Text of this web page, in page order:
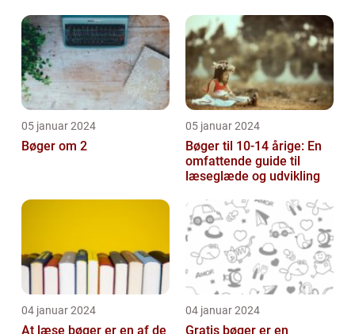
05 januar 2024
Bøger om 2
05 januar 2024
Bøger til 10-14 årige: En
omfattende guide til
læseglæde og udvikling
04 januar 2024
At læse bøger er en af de
04 januar 2024
Gratis bøger er en